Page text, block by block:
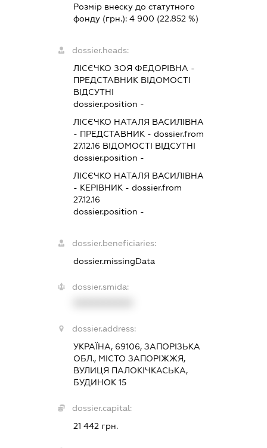
Розмір внеску до статутного
фонду (грн.):4 900 (22.852 %)
dossier.heads:
ЛІСЄЧКО ЗОЯ ФЕДОРІВНА -
ПРЕДСТАВНИК ВІДОМОСТІ
ВІДСУТНІ
dossier.position -
ЛІСЄЧКО НАТАЛЯ ВАСИЛІВНА
- ПРЕДСТАВНИК - dossier.from
27.12.16 ВІДОМОСТІ ВІДСУТНІ
dossier.position -
ЛІСЄЧКО НАТАЛЯ ВАСИЛІВНА
- КЕРІВНИК - dossier.from
27.12.16
dossier.position -
dossier.beneficiaries:
dossier.missingData
dossier.smida:
dossier.address:
УКРАЇНА, 69106, ЗАПОРІЗЬКА
ОБЛ., МІСТО ЗАПОРІЖЖЯ,
ВУЛИЦЯ ПАЛОКІЧКАСЬКА,
БУДИНОК 15
dossier.capital:
21 442 грн.